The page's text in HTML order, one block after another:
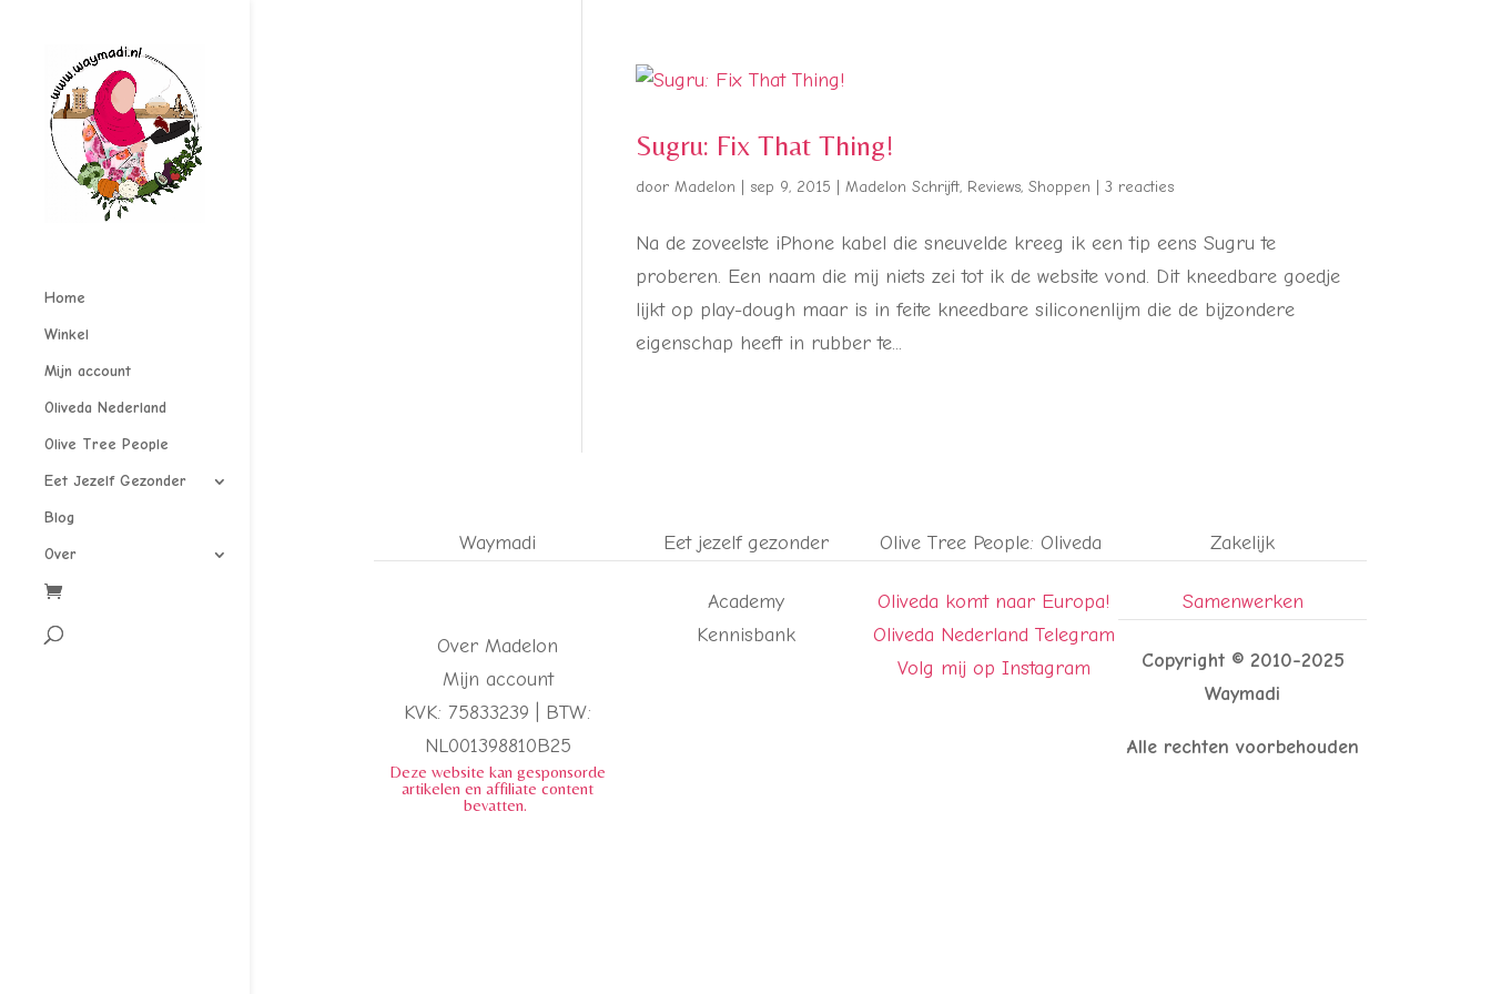
Home
Winkel
Mijn account
Oliveda Nederland
Olive Tree People
Eet Jezelf Gezonder
Blog
Over
Sugru: Fix That Thing!
doorMadelon sep 9, 2015 |Madelon Schrijft, Reviews,Shoppen |3 reacties
Na de zoveelste iPhone kabel die sneuvelde kreeg ik een tip eens Sugru te
proberen. Een naam die mij niets zei tot ik de website vond. Dit kneedbare goedje
lijkt op play-dough maar is in feite kneedbare siliconenlijm die de bijzondere
eigenschap heeft in rubber te...
Waymadi
Over Madelon
Mijn account
KVK: 75833239 | BTW:
NL001398810B25
Deze website kan gesponsorde
artikelen en affiliate content
bevatten.
Eet jezelf gezonder
Academy
Kennisbank
Olive Tree People: Oliveda
Oliveda komt naar Europa!
Oliveda Nederland Telegram
Volg mij op Instagram
Zakelijk
Samenwerken
Copyright © 2010-2025
Waymadi
Alle rechten voorbehouden